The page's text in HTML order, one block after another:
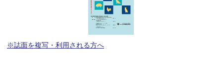
※誌面を複写・利用される方へ